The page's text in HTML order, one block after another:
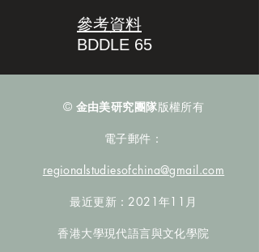
參考資料
BDDLE 65
© 金由美研究團隊版權所有
電子郵件：
regionalstudiesofchina@gmail.com
最近更新：2021年11月
香港大學現代語言與文化學院